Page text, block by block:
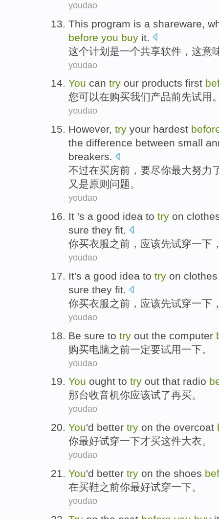
youdao
This program is a shareware
before you buy it
这个计划 是一个共享软件 ， 这意
youdao
You can try our products first
您可以在购买我们产品前先试用
youdao
However, try your hardest
the difference between small
breakers.
不过在买房前 ， 要尽你最大努力
又是原则问题。
youdao
It 's a good idea to try on
sure they fit.
你买衣服之前 ，应该先试穿一下
youdao
It's a good idea to try on clothes
sure they fit.
你买衣服之前 ， 应该先试穿一下
youdao
Be sure to try out the computer
购买电脑之前一定要试用一下。
youdao
You ought to try out that radio
那台收音机你应该试了再买。
youdao
You'd better try on the overcoat
你最好试穿一下才买这件大衣。
youdao
You'd better try on the shoes
在买鞋之前你最好试穿一下。
youdao